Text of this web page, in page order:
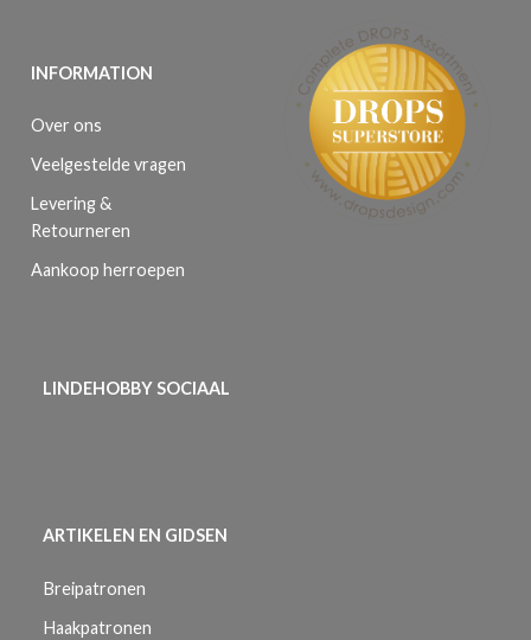
INFORMATION
Over ons
Veelgestelde vragen
Levering &
Retourneren
Aankoop herroepen
LINDEHOBBY SOCIAAL
ARTIKELEN EN GIDSEN
Breipatronen
Haakpatronen